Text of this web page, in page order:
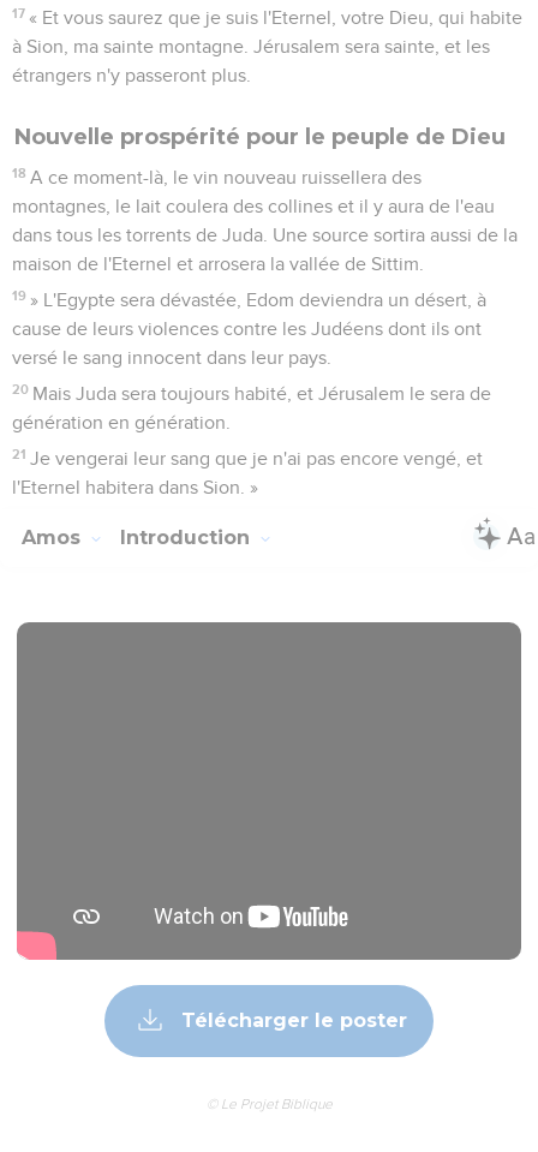
17 « Et vous saurez que je suis l'Eternel, votre Dieu, qui habite
à Sion, ma sainte montagne. Jérusalem sera sainte, et les
étrangers n'y passeront plus.
Nouvelle prospérité pour le peuple de Dieu
18 A ce moment-là, le vin nouveau ruissellera des
montagnes, le lait coulera des collines et il y aura de l'eau
dans tous les torrents de Juda. Une source sortira aussi de la
maison de l'Eternel et arrosera la vallée de Sittim.
19 » L'Egypte sera dévastée, Edom deviendra un désert, à
cause de leurs violences contre les Judéens dont ils ont
versé le sang innocent dans leur pays.
20 Mais Juda sera toujours habité, et Jérusalem le sera de
génération en génération.
21 Je vengerai leur sang que je n'ai pas encore vengé, et
l'Eternel habitera dans Sion. »
Amos Introduction
Télécharger le poster
© Le Projet Biblique